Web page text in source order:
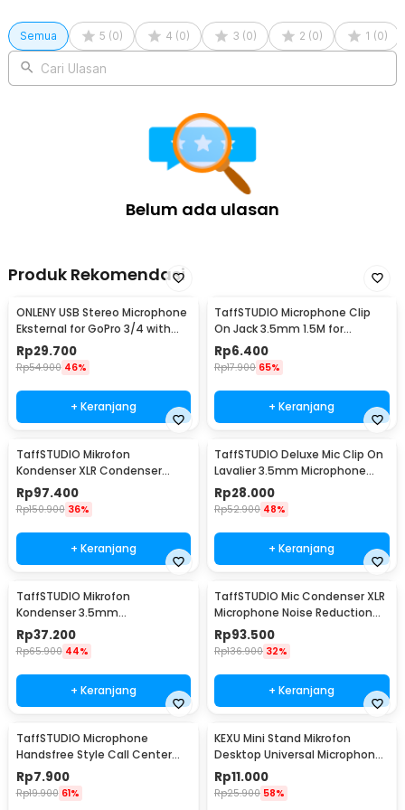
Semua 5 (0) 4 (0) 3 (0) 2 (0) 1 (0)
Cari Ulasan
Belum ada ulasan
Produk Rekomendasi
ONLENY USB Stereo Microphone
Eksternal for GoPro 3/4 with
Clip - DZ0288
Rp29.700
Rp54.900 46%
+ Keranjang
TaffSTUDIO Microphone Clip
On Jack 3.5mm 1.5M for
Smartphone Laptop - SR-503
Rp6.400
Rp17.900 65%
+ Keranjang
TaffSTUDIO Mikrofon
Kondenser XLR Condenser
Microphone Studio Podcast -
BM-700
Rp97.400
Rp150.900 36%
+ Keranjang
TaffSTUDIO Deluxe Mic Clip On
Lavalier 3.5mm Microphone
Smartphone - EY-510A
Rp28.000
Rp52.900 48%
+ Keranjang
TaffSTUDIO Mikrofon
Kondenser 3.5mm
Omnidirectional Podcast with
Stand - SF-666
Rp37.200
Rp65.900 44%
+ Keranjang
TaffSTUDIO Mic Condenser XLR
Microphone Noise Reduction
with Holder - BM-800
Rp93.500
Rp136.900 32%
+ Keranjang
TaffSTUDIO Microphone
Handsfree Style Call Center
With Noise Reduction - M5
Rp7.900
Rp19.900 61%
KEXU Mini Stand Mikrofon
Desktop Universal Microphone
Holder - BC-08
Rp11.000
Rp25.900 58%